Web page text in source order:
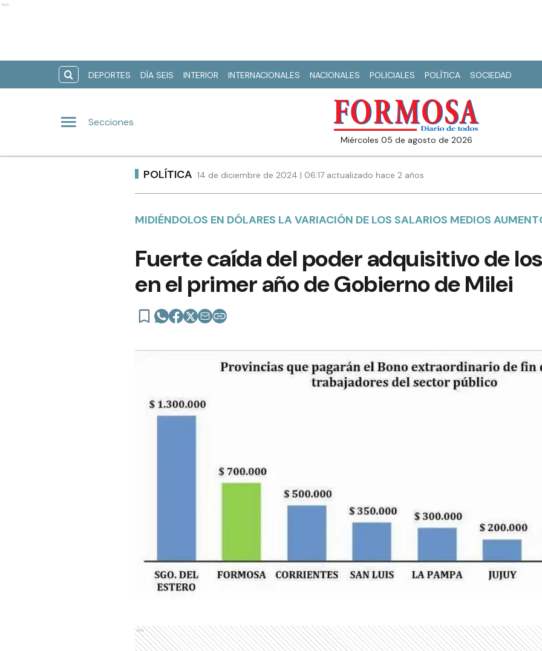
Ads
DEPORTES DÍA SEIS INTERIOR INTERNACIONALES NACIONALES POLICIALES POLÍTICA SOCIEDAD
Secciones
miércoles 05 de agosto de 2026
POLÍTICA 14 de diciembre de 2024 | 06:17 actualizado hace 2 años
MIDIÉNDOLOS EN DÓLARES LA VARIACIÓN DE LOS SALARIOS MEDIOS
Fuerte caída del poder adquisitivo de
en el primer año de Gobierno de Milei
Ads